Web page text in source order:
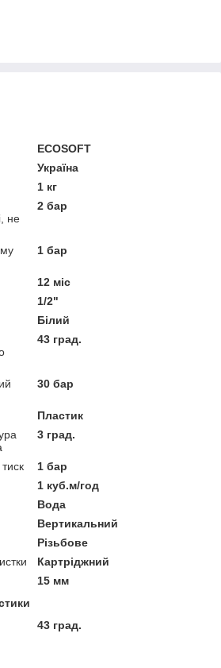
ECOSOFT
Україна
1 кг
не
2 бар
1 бар
12 міс
1/2"
Білий
43 град.
30 бар
Пластик
3 град.
1 бар
1 куб.м/год
Вода
Вертикальний
Різьбове
Картріджний
15 мм
43 град.